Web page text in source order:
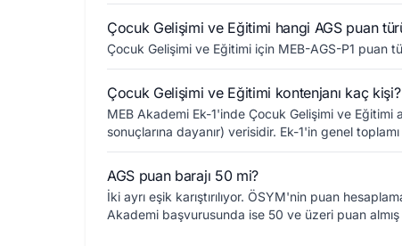
Çocuk Gelişimi ve Eğitimi hangi AGS puan
Çocuk Gelişimi ve Eğitimi için MEB-AGS-P1 puan
Çocuk Gelişimi ve Eğitimi kontenjanı kaç kişi?
MEB Akademi Ek-1'inde Çocuk Gelişimi ve
sonuçlarına dayanır) verisidir. Ek-1'in genel
AGS puan barajı 50 mi?
İki ayrı eşik karıştırılıyor. ÖSYM'nin puan
Akademi başvurusunda ise 50 ve üzeri puan almış